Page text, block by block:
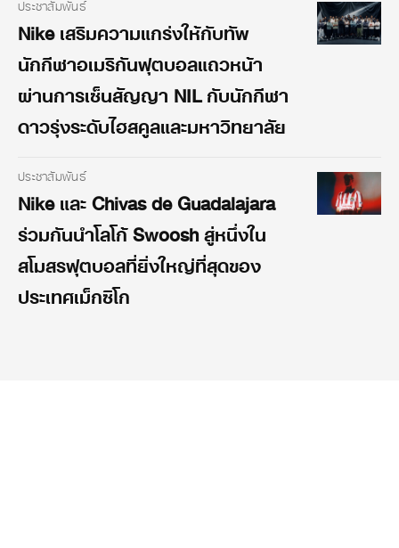
ประชาสัมพันธ์
Nike เสริมความแกร่งให้กับทัพ
นักกีฬาอเมริกันฟุตบอลแถวหน้า
ผ่านการเซ็นสัญญา NIL กับนักกีฬา
ดาวรุ่งระดับไฮสคูลและมหาวิทยาลัย
ประชาสัมพันธ์
Nike และ Chivas de Guadalajara
ร่วมกันนำโลโก้ Swoosh สู่หนึ่งใน
สโมสรฟุตบอลที่ยิ่งใหญ่ที่สุดของ
ประเทศเม็กซิโก